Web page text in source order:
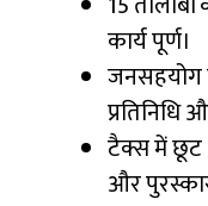
कार्य पूर्ण।
जनसहयोग
टैक्स में छूट
और